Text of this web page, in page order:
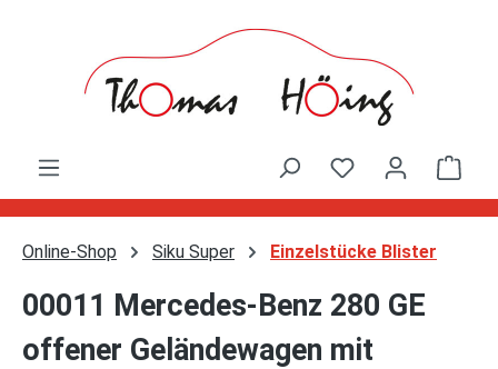
Online-Shop Siku Super Einzelstücke Blister
00011 Mercedes-Benz 280 GE
offener Geländewagen mit